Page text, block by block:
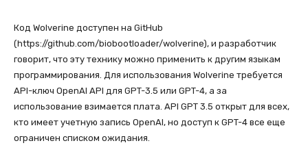
Код Wolverine доступен на GitHub
(https://github.com/biobootloader/wolverine), и разработчик
говорит, что эту технику можно применить к другим языкам
программирования. Для использования Wolverine требуется
API-ключ OpenAI API для GPT-3.5 или GPT-4, а за
использование взимается плата. API GPT 3.5 открыт для всех,
кто имеет учетную запись OpenAI, но доступ к GPT-4 все еще
ограничен списком ожидания.